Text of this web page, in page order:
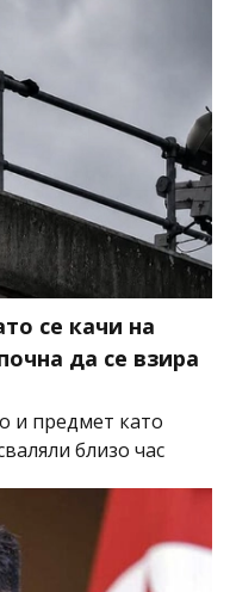
се качи на
да се взира
и предмет като
близо час